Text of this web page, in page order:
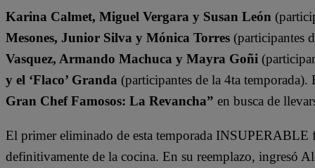
Karina Calmet, Miguel Vergara y Susan León
Mesones, Junior Silva y Mónica Torres (participantes
Vasquez, Armando Machuca y Mayra Goñi
y el ‘Flaco’ Granda (participantes de la 4ta temporada).
Gran Chef Famosos: La Revancha” en busca de
El primer eliminado de esta temporada INSUPERABLE
definitivamente de la cocina. En su reemplazo, ingresó